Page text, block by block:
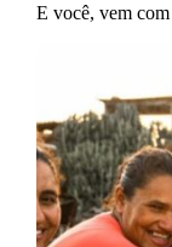
E você, vem